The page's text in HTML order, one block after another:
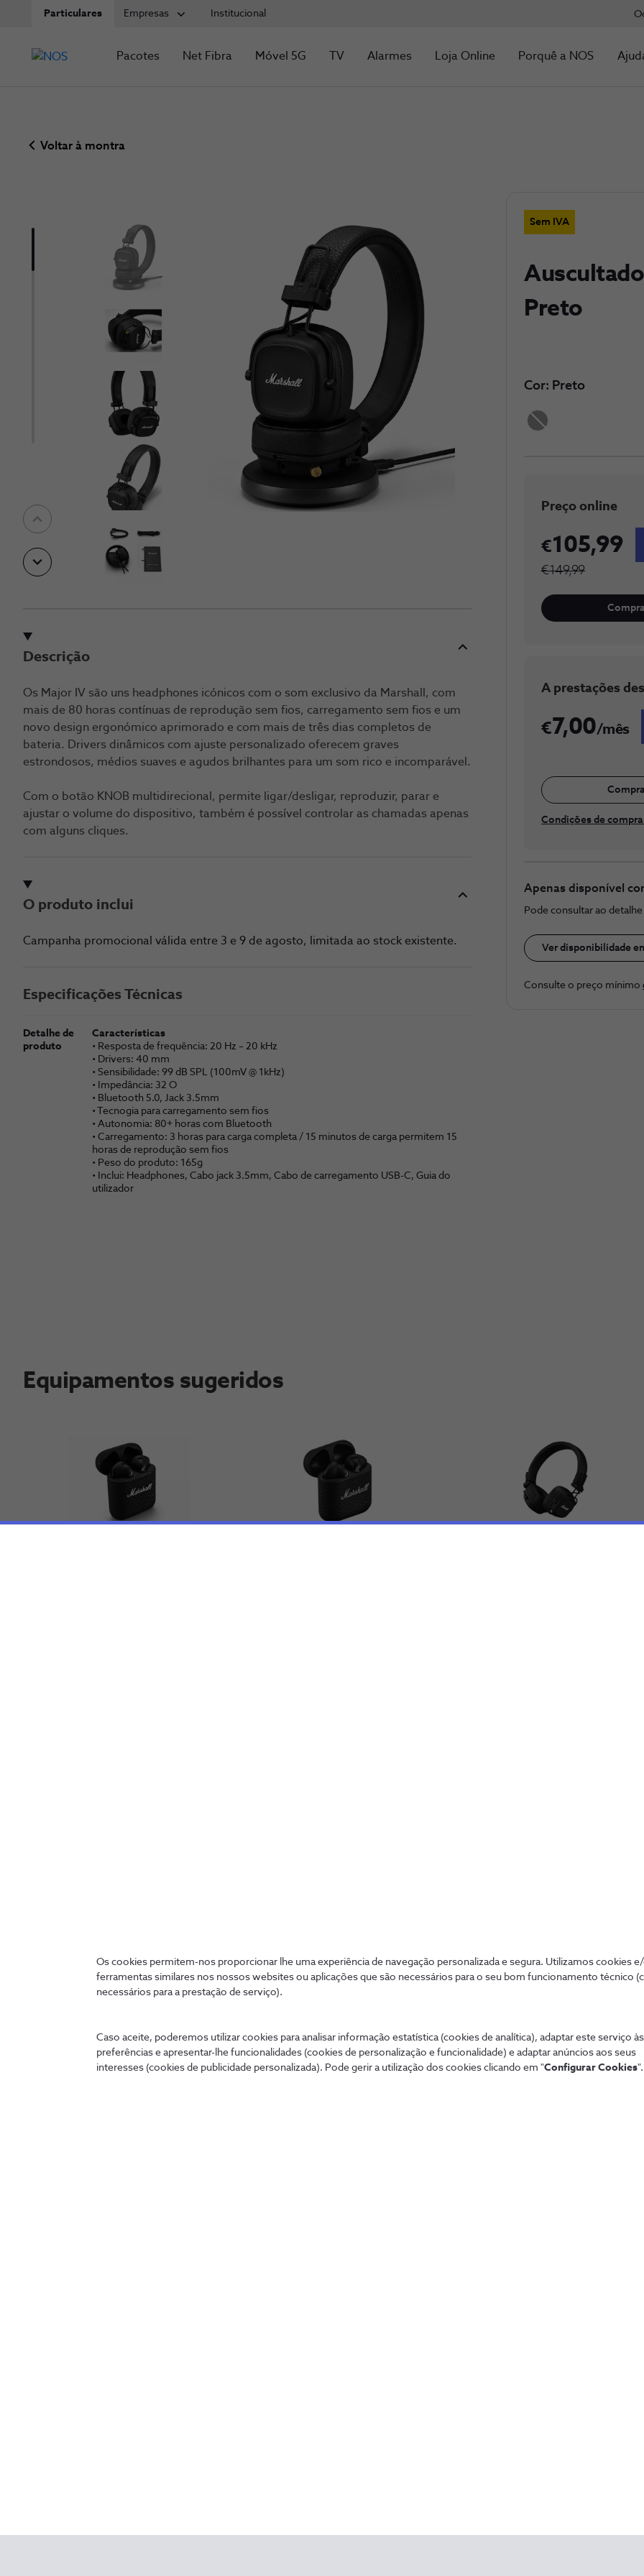
Os cookies permitem-nos proporcionar lhe uma experiência de navegação personalizada e segura. Utilizamos cookies
ferramentas similares nos nossos websites ou aplicações que são necessários para o seu bom funcionamento técnico
necessários para a prestação de serviço).
Caso aceite, poderemos utilizar cookies para analisar informação estatística (cookies de analítica), adaptar este serviço
preferências e apresentar-lhe funcionalidades (cookies de personalização e funcionalidade) e adaptar anúncios aos seus
interesses (cookies de publicidade personalizada). Pode gerir a utilização dos cookies clicando em "Configurar Cookies".
Particulares Empresas Institucional
Pacotes Net Fibra Móvel 5G TV Alarmes Loja Online Porquê a NOS
Voltar à montra
Descrição
Os Major IV são uns headphones icónicos com o som exclusivo da Marshall, com
mais de 80 horas contínuas de reprodução sem fios, carregamento sem fios e um
novo design ergonómico aprimorado e com mais de três dias completos de
bateria. Drivers dinâmicos com ajuste personalizado oferecem graves
estrondosos, médios suaves e agudos brilhantes para um som rico e incomparável.
Com o botão KNOB multidirecional, permite ligar/desligar, reproduzir, parar e
ajustar o volume do dispositivo, também é possível controlar as chamadas apenas
com alguns cliques.
O produto inclui
Campanha promocional válida entre 3 e 9 de agosto, limitada ao stock existente.
Especificações Técnicas
Detalhe de
produto
Características
• Resposta de frequência: 20 Hz – 20 kHz
• Drivers: 40 mm
• Sensibilidade: 99 dB SPL (100mV @ 1kHz)
• Impedância: 32 O
• Bluetooth 5.0, Jack 3.5mm
• Tecnogia para carregamento sem fios
• Autonomia: 80+ horas com Bluetooth
• Carregamento: 3 horas para carga completa / 15 minutos de carga permitem 15
horas de reprodução sem fios
• Peso do produto: 165g
• Inclui: Headphones, Cabo jack 3.5mm, Cabo de carregamento USB-C, Guia do
utilizador
Sem IVA
Preto
Cor: Preto
Preço online
105,99
€149,99
​A prestaç​​​ões
7,00/mês
Condições de
Apenas disponível
Pode consultar ao
Ver disponibilidade
Consulte o preço ​mínimo
Equipamentos sugeridos